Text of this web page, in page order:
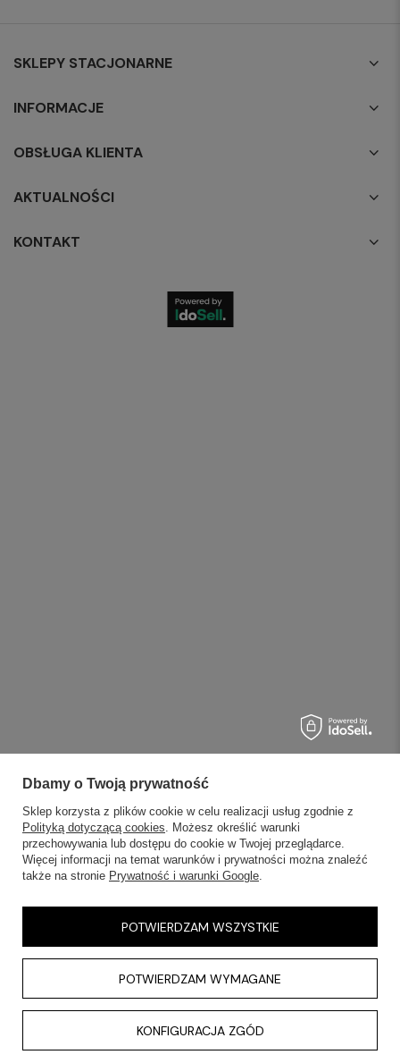
SKLEPY STACJONARNE
INFORMACJE
OBSŁUGA KLIENTA
AKTUALNOŚCI
KONTAKT
Dbamy o Twoją prywatność
Sklep korzysta z plików cookie w celu realizacji usług zgodnie z
Polityką dotyczącą cookies. Możesz określić warunki
przechowywania lub dostępu do cookie w Twojej przeglądarce.
Więcej informacji na temat warunków i prywatności można znaleźć
także na stronie Prywatność i warunki Google.
POTWIERDZAM WYMAGANE
KONFIGURACJA ZGÓD
POTWIERDZAM WSZYSTKIE